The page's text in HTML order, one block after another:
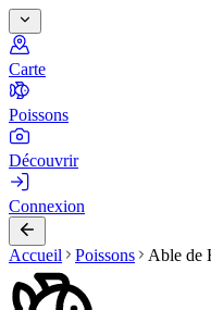
Carte
Poissons
Découvrir
Connexion
Accueil Poissons Able de